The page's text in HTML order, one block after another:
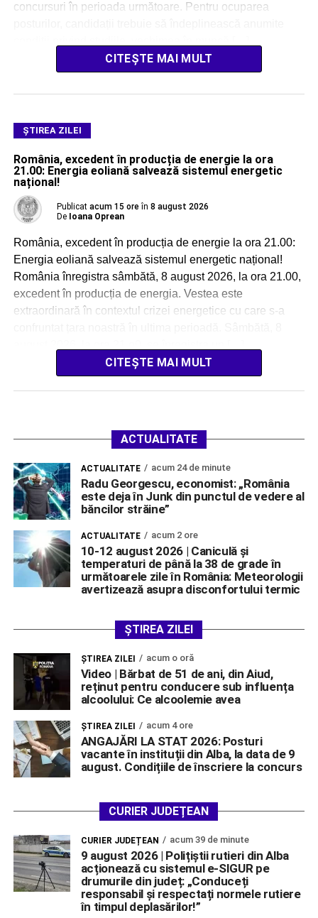
concursuri în perioada următoare. Pentru ocuparea
CITEȘTE MAI MULT
ŞTIREA ZILEI
România, excedent în producția de energie la ora
21.00: Energia eoliană salvează sistemul energetic
național!
Publicat acum 15 ore în 8 august 2026
De Ioana Oprean
România, excedent în producția de energie la ora 21.00:
Energia eoliană salvează sistemul energetic național!
România înregistra sâmbătă, 8 august 2026, la ora 21.00,
excedent în producția de energia. Vestea este
extraordinară în contextul crizei energetice cu care s-a
CITEȘTE MAI MULT
ACTUALITATE
ACTUALITATE acum 24 de minute
Radu Georgescu, economist: „România
este deja în Junk din punctul de vedere al
băncilor străine”
ACTUALITATE acum 2 ore
10-12 august 2026 | Caniculă și
temperaturi de până la 38 de grade în
următoarele zile în România: Meteorologii
avertizează asupra disconfortului termic
ȘTIREA ZILEI
ŞTIREA ZILEI acum o oră
Video | Bărbat de 51 de ani, din Aiud,
reținut pentru conducere sub influența
alcoolului: Ce alcoolemie avea
ŞTIREA ZILEI acum 4 ore
ANGAJĂRI LA STAT 2026: Posturi
vacante în instituții din Alba, la data de 9
august. Condițiile de înscriere la concurs
CURIER JUDEȚEAN
CURIER JUDEȚEAN acum 39 de minute
9 august 2026 | Polițiștii rutieri din Alba
acționează cu sistemul e-SIGUR pe
drumurile din județ: „Conduceți
responsabil și respectați normele rutiere
în timpul deplasărilor!”